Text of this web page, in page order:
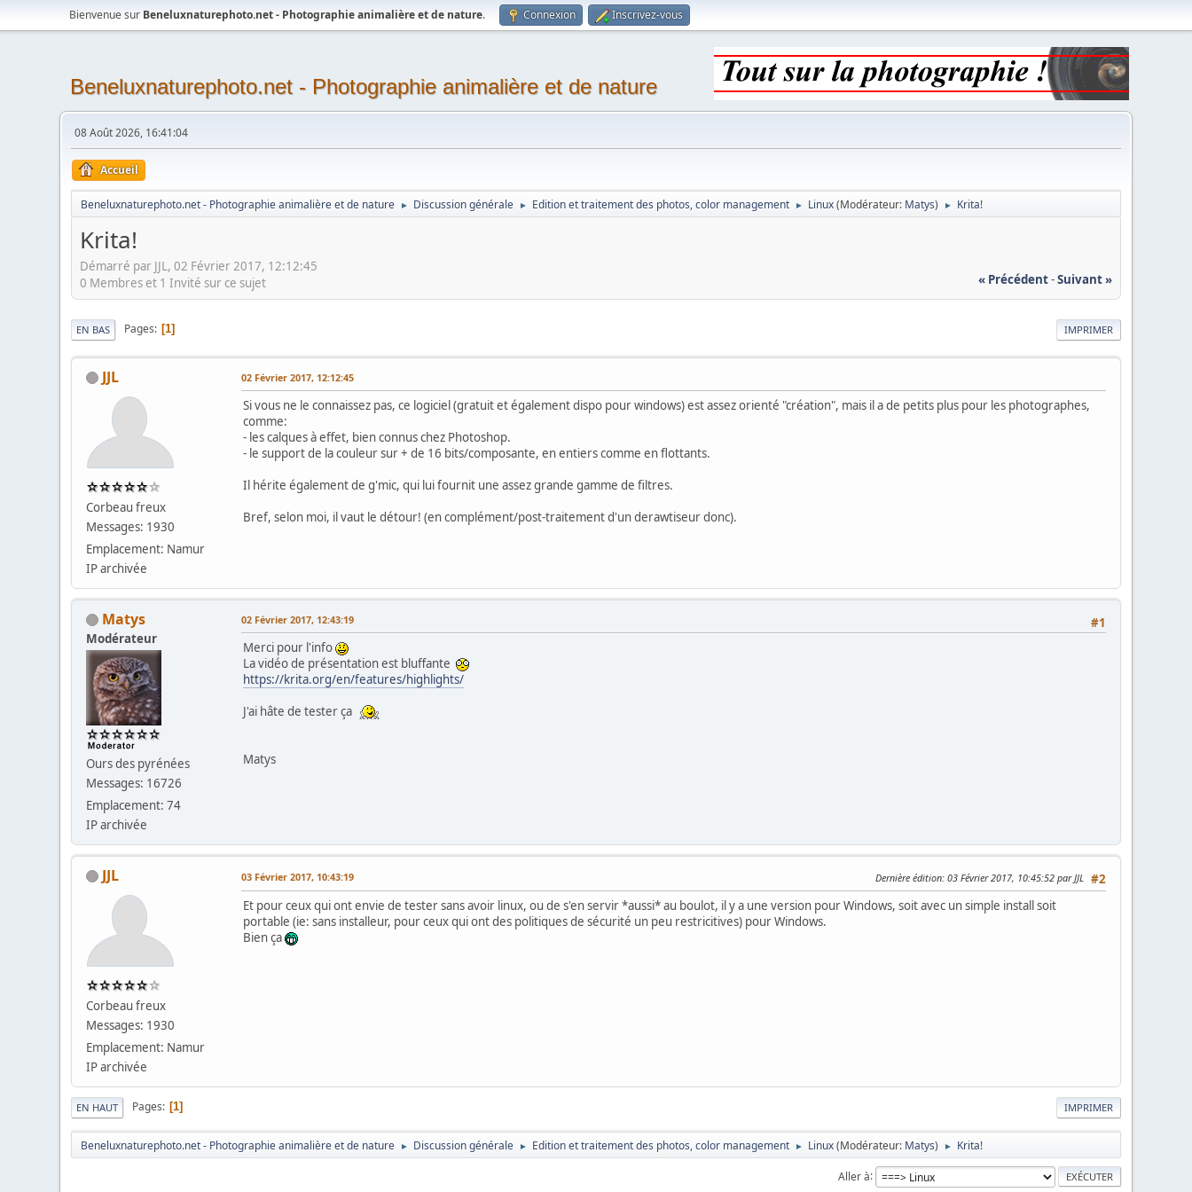
Bienvenue sur Beneluxnaturephoto.net - Photographie animalière et de nature. Connexion Inscrivez-vous
Beneluxnaturephoto.net - Photographie animalière et de nature
08 Août 2026, 16:41:04
Accueil
Beneluxnaturephoto.net - Photographie animalière et de nature ► Discussion générale ► Edition et traitement des photos, color management ► Linux(Modérateur: Matys) ► Krita!
Krita!
Démarré par JJL, 02 Février 2017, 12:12:45
« Précédent-Suivant »
0 Membres et 1 Invité sur ce sujet
IMPRIMER
EN BAS Pages 1
JJL
Corbeau freux
Messages: 1930
Emplacement: Namur
IP archivée
02 Février 2017, 12:12:45
Si vous ne le connaissez pas, ce logiciel (gratuit et également dispo pour windows) est assez orienté "création", mais il a de petits plus pour les photographes,
comme:
- les calques à effet, bien connus chez Photoshop.
- le support de la couleur sur + de 16 bits/composante, en entiers comme en flottants.
Il hérite également de g'mic, qui lui fournit une assez grande gamme de filtres.
Bref, selon moi, il vaut le détour! (en complément/post-traitement d'un derawtiseur donc).
Matys
Modérateur
Ours des pyrénées
Messages: 16726
Emplacement: 74
IP archivée
#1
02 Février 2017, 12:43:19
Merci pour l'info
La vidéo de présentation est bluffante
https://krita.org/en/features/highlights/
J'ai hâte de tester ça
Matys
JJL
Corbeau freux
Messages: 1930
Emplacement: Namur
IP archivée
#2
03 Février 2017, 10:43:19 Dernière édition: 03 Février 2017, 10:45:52 par JJL
Et pour ceux qui ont envie de tester sans avoir linux, ou de s'en servir *aussi* au boulot, il y a une version pour Windows, soit avec un simple install soit
portable (ie: sans installeur, pour ceux qui ont des politiques de sécurité un peu restricitives) pour Windows.
Bien ça
IMPRIMER
EN HAUT Pages 1
Beneluxnaturephoto.net - Photographie animalière et de nature ► Discussion générale ► Edition et traitement des photos, color management ► Linux(Modérateur: Matys) ► Krita!
Aller à